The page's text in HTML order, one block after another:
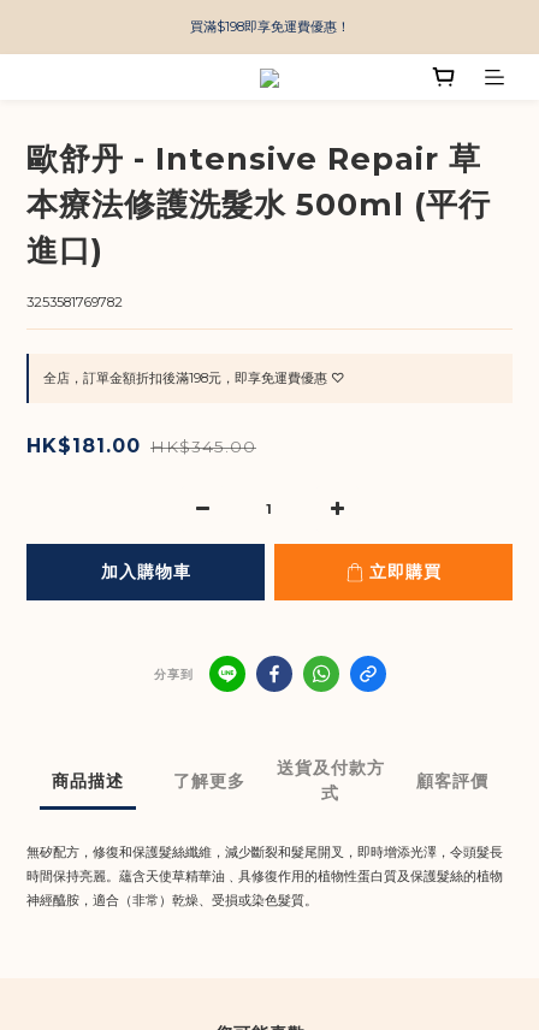
買滿$198即享免運費優惠！
歐舒丹 - Intensive Repair 草
本療法修護洗髮水 500ml (平行
進口)
3253581769782
全店，訂單金額折扣後滿198元，即享免運費優惠 ♡
HK$181.00 HK$345.00
加入購物車 立即購買
分享到
商品描述 了解更多
送貨及付款方
式
顧客評價
無矽配方，修復和保護髮絲纖維，減少斷裂和髮尾開叉，即時增添光澤，令頭髮長
時間保持亮麗。蘊含天使草精華油﹑具修復作用的植物性蛋白質及保護髮絲的植物
神經醯胺，適合（非常）乾燥、受損或染色髮質。